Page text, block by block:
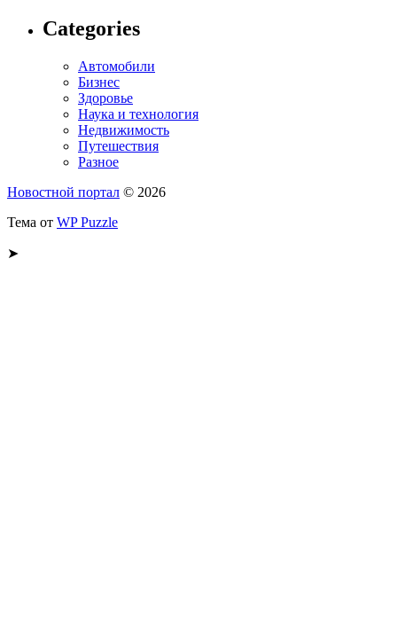
Categories
Автомобили
Бизнес
Здоровье
Наука и технология
Недвижимость
Путешествия
Разное
Новостной портал © 2026
Тема от WP Puzzle
➤